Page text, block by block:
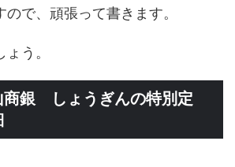
で、頑張って書きます。
う。
商銀 しょうぎんの特別定